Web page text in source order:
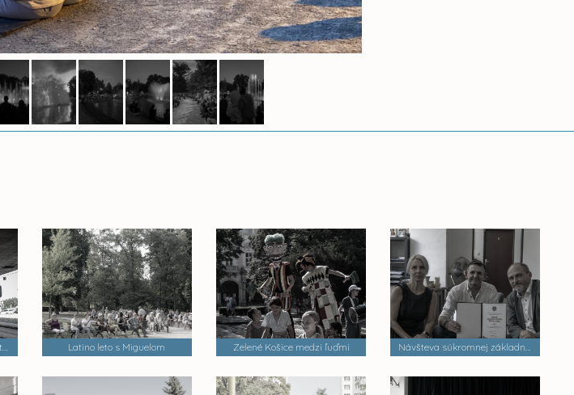
Kontrolná činnosť - Test električiek a trate MET 2 Latino leto s Miguelom Zelené Košice medzi ľuďmi Návšteva súkromnej základnej umeleckej školy Zádielska